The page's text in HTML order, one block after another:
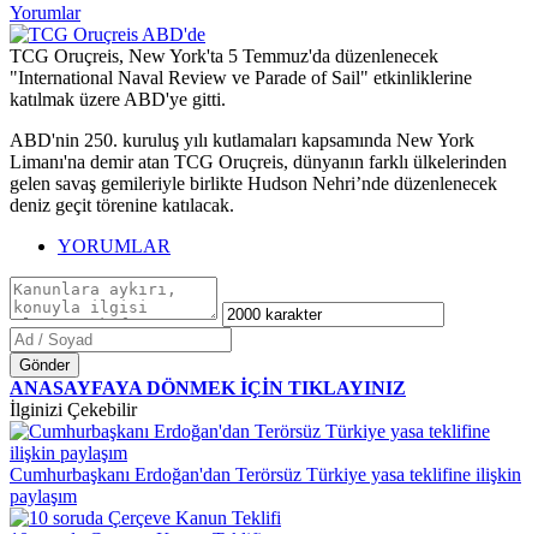
Yorumlar
TCG Oruçreis, New York'ta 5 Temmuz'da düzenlenecek
"International Naval Review ve Parade of Sail" etkinliklerine
katılmak üzere ABD'ye gitti.
ABD'nin 250. kuruluş yılı kutlamaları kapsamında New York
Limanı'na demir atan TCG Oruçreis, dünyanın farklı ülkelerinden
gelen savaş gemileriyle birlikte Hudson Nehri’nde düzenlenecek
deniz geçit törenine katılacak.
YORUMLAR
Gönder
ANASAYFAYA DÖNMEK İÇİN TIKLAYINIZ
İlginizi Çekebilir
Cumhurbaşkanı Erdoğan'dan Terörsüz Türkiye yasa teklifine ilişkin
paylaşım